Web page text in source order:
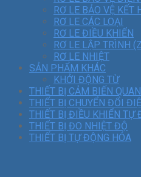
RƠ LE BẢO VỆ KẾT
RƠ LE CÁC LOẠI
RƠ LE ĐIỀU KHIỂN
RƠ LE LẬP TRÌNH
RƠ LE NHIỆT
SẢN PHẨM KHÁC
KHỞI ĐỘNG TỪ
THIẾT BỊ CẢM BIẾN
THIẾT BỊ CHUYỂN ĐỔI
THIẾT BỊ ĐIỀU KHIỂN TỰ
THIẾT BỊ ĐO NHIỆT ĐỘ
THIẾT BỊ TỰ ĐỘNG HÓA